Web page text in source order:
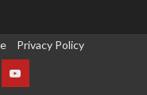
Privacy Policy
YouTube